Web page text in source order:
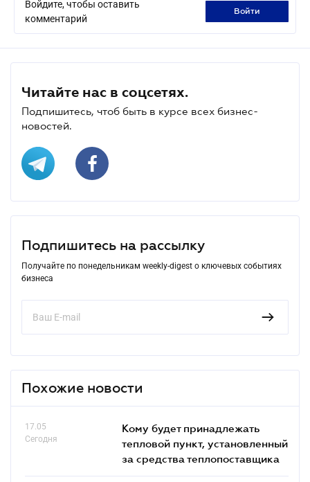
Войдите, чтобы оставить
комментарий
войти
Читайте нас в соцсетях.
Подпишитесь, чтоб быть в курсе всех бизнес-
новостей.
Подпишитесь на рассылку
Получайте по понедельникам weekly-digest о ключевых событиях
бизнеса
Похожие новости
17.05
Сегодня
Кому будет принадлежать
тепловой пункт, установленный
за средства теплопоставщика